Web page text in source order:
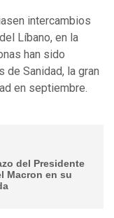
intercambios
Líbano, en la
han sido
Sanidad, la gran
en septiembre.
del Presidente
Macron en su